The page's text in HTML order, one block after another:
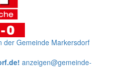
anzeigen@gemeinde-